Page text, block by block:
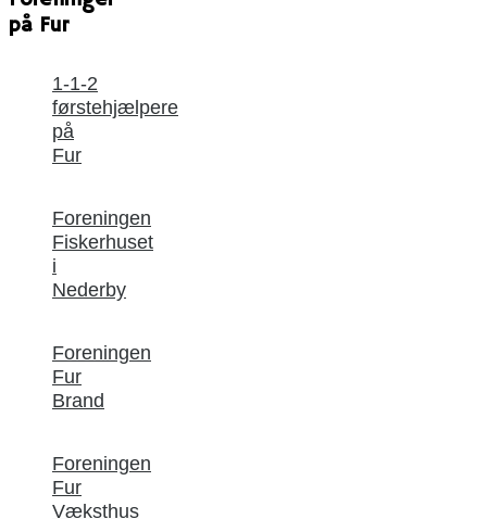
på Fur
1-1-2
førstehjælpere
på
Fur
Foreningen
Fiskerhuset
i
Nederby
Foreningen
Fur
Brand
Foreningen
Fur
Væksthus